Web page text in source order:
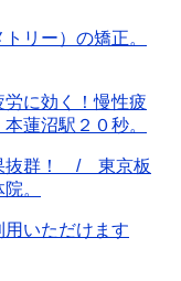
リー）の矯正。
労に効く！慢性疲
蓮沼駅２０秒。
抜群！ / 東京板
。
いただけます